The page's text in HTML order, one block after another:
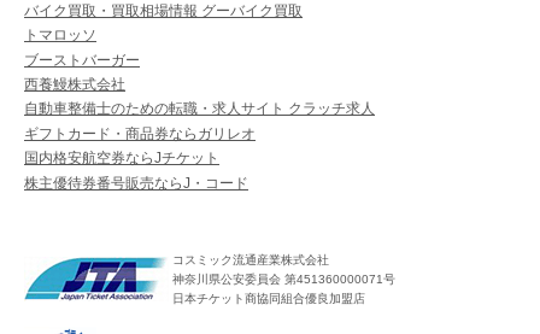
バイク買取・買取相場情報 グーバイク買取
トマロッソ
ブーストバーガー
西養鰻株式会社
自動車整備士のための転職・求人サイト クラッチ求人
ギフトカード・商品券ならガリレオ
国内格安航空券ならJチケット
株主優待券番号販売ならJ・コード
コスミック流通産業株式会社
神奈川県公安委員会 第451360000071号
日本チケット商協同組合優良加盟店